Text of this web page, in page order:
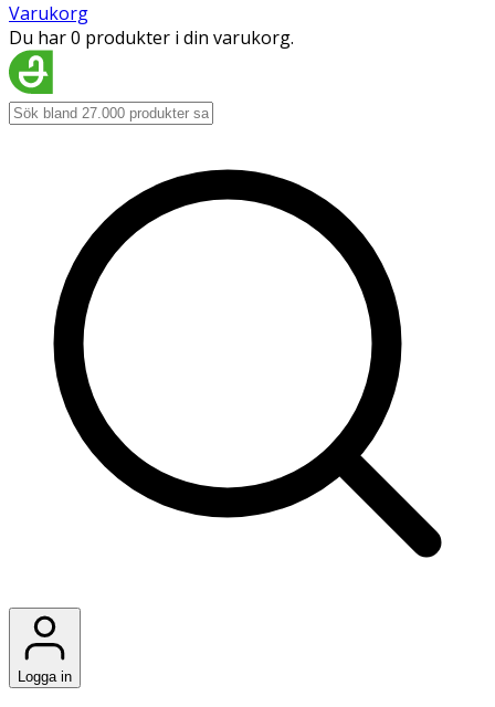
Varukorg
Du har 0 produkter i din varukorg.
Logga in